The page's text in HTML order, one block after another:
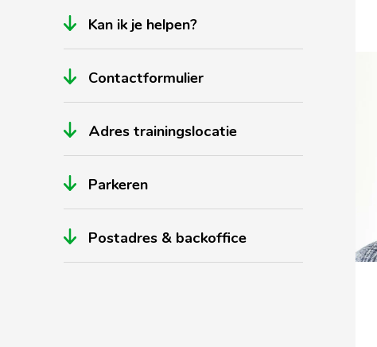
Kan ik je helpen?
Contactformulier
Adres trainingslocatie
Parkeren
Postadres & backoffice